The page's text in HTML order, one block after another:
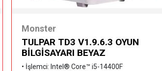
Monster
TULPAR TD3 V1.9.6.3 OYUN
BİLGİSAYARI BEYAZ
• İşlemci: Intel® Core™ i5-14400F